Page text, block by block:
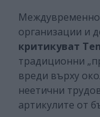
Междувременно
организации и
критикуват
традиционни
вреди върху
неетични
артикулите от